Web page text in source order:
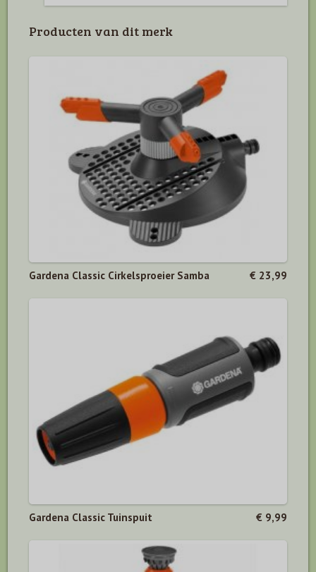
Producten van dit merk
Gardena Classic Cirkelsproeier Samba € 23,99
Gardena Classic Tuinspuit € 9,99